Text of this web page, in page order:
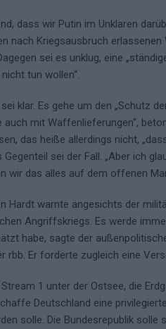
dass wir Putin im Unklaren
nach Kriegsausbruch
sei es unklug, eine
tun wollen“.
klar. Es gehe um den „Schutz
auch mit Waffenlieferungen“,
das heiße allerdings nicht,
sei der Fall. „Aber ich
wir das alles auf dem offenen
Hardt warnte angesichts der
Angriffskriegs. Es werde
habe, sagte der
rbb. Er forderte zugleich eine
1 unter der Ostsee, die
Deutschland eine
solle. Die Bundesrepublik solle